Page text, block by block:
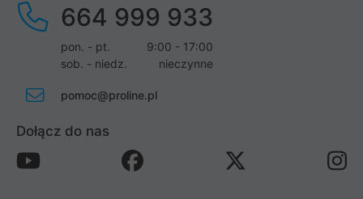
664 999 933
pon. - pt.
9:00 - 17:00
sob. - niedz.
nieczynne
pomoc@proline.pl
Dołącz do nas